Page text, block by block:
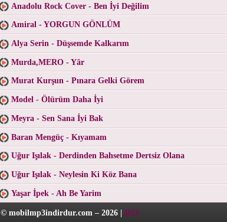
Anadolu Rock Cover - Ben İyi Değilim
Amiral - YORGUN GÖNLÜM
Alya Serin - Düşsemde Kalkarım
Murda,MERO - Yâr
Murat Kurşun - Pınara Gelki Görem
Model - Ölürüm Daha İyi
Meyra - Sen Sana İyi Bak
Baran Mengüç - Kıyamam
Uğur Işılak - Derdinden Bahsetme Dertsiz Olana
Uğur Işılak - Neylesin Ki Köz Bana
Yaşar İpek - Ah Be Yarim
© mobilmp3indirdur.com – 2026 | RSS